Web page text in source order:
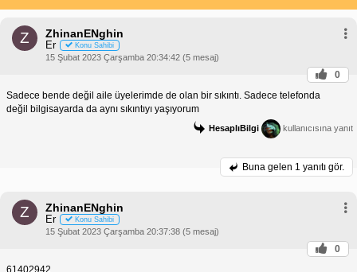
Z ZhinanENghin
Er Konu Sahibi
15 Şubat 2023 Çarşamba 20:34:42 (5 mesaj)
0
Sadece bende değil aile üyelerimde de olan bir sıkıntı. Sadece telefonda
değil bilgisayarda da aynı sıkıntıyı yaşıyorum
HesaplıBilgi kullanıcısına yanıt
Buna gelen 1 yanıtı gör.
Z ZhinanENghin
Er Konu Sahibi
15 Şubat 2023 Çarşamba 20:37:38 (5 mesaj)
0
61402942